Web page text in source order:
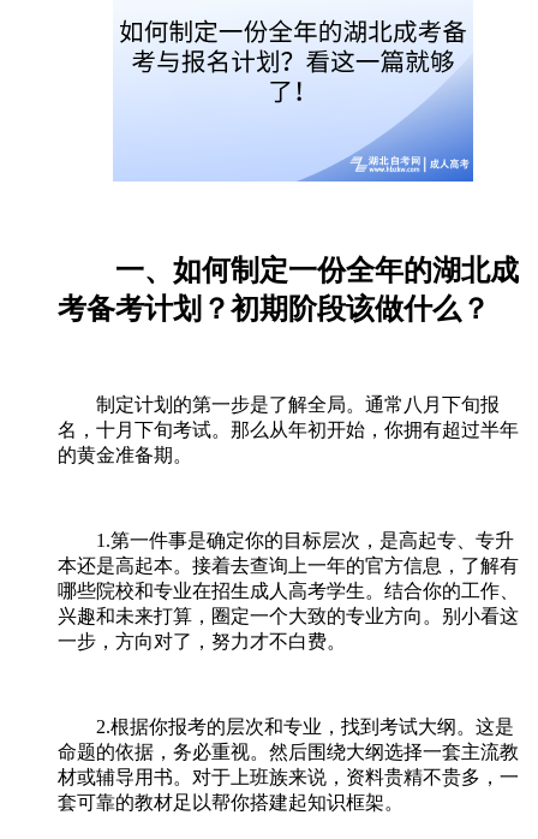
一、如何制定一份全年的湖北成
考备考计划？初期阶段该做什么？
制定计划的第一步是了解全局。通常八月下旬报
名，十月下旬考试。那么从年初开始，你拥有超过半年
的黄金准备期。
1.第一件事是确定你的目标层次，是高起专、专升
本还是高起本。接着去查询上一年的官方信息，了解有
哪些院校和专业在招生成人高考学生。结合你的工作、
兴趣和未来打算，圈定一个大致的专业方向。别小看这
一步，方向对了，努力才不白费。
2.根据你报考的层次和专业，找到考试大纲。这是
命题的依据，务必重视。然后围绕大纲选择一套主流教
材或辅导用书。对于上班族来说，资料贵精不贵多，一
套可靠的教材足以帮你搭建起知识框架。